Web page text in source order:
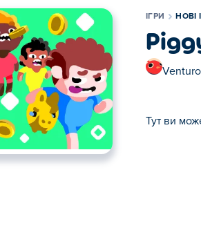
ІГРИ НОВІ
Тут ви
можете грати в Piggy Bank Tag!. Piggy